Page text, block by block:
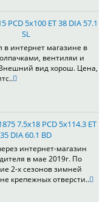
PCD 5x100 ET 38 DIA 57.1
SL
в интернет магазине в
вентиляи и
вид хорош. Цена,
7.5x18 PCD 5x114.3 ET
35 DIA 60.1 BD
интернет-магазин
в мае 2019г. По
2-х сезонов зимней
крепежных отверсти..